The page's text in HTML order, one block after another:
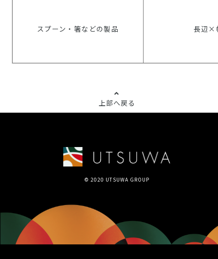
スプーン・箸などの製品 長辺×
上部へ戻る
© 2020 UTSUWA GROUP